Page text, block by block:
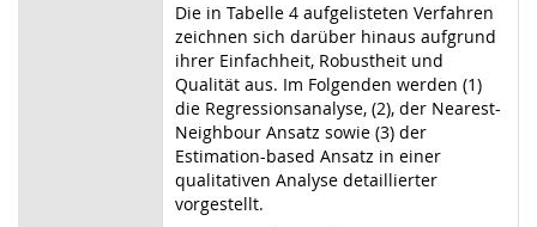
Die in Tabelle 4 aufgelisteten Verfahren
zeichnen sich darüber hinaus aufgrund
ihrer Einfachheit, Robustheit und
Qualität aus. Im Folgenden werden (1)
die Regressionsanalyse, (2), der Nearest-
Neighbour Ansatz sowie (3) der
Estimation-based Ansatz in einer
qualitativen Analyse detaillierter
vorgestellt.